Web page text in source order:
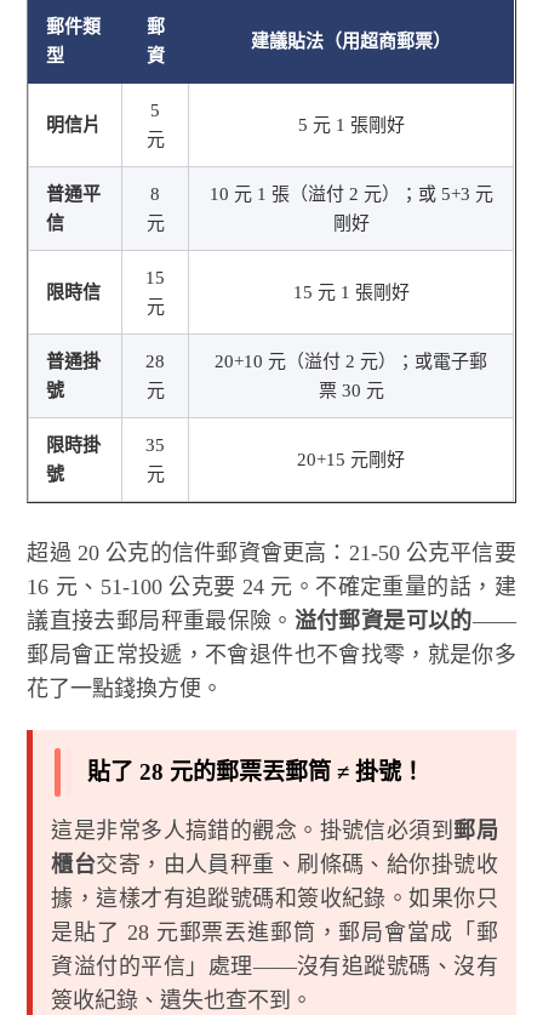
郵件類
型
郵
資
建議貼法（用超商郵票）
明信片
5
元
5 元 1 張剛好
普通平
信
8
元
10 元 1 張（溢付 2 元）；或 5+3 元
剛好
限時信
15
元
15 元 1 張剛好
普通掛
號
28
元
20+10 元（溢付 2 元）；或電子郵
票 30 元
限時掛
號
35
元
20+15 元剛好
超過 20 公克的信件郵資會更高：21-50 公克平信要
16 元、51-100 公克要 24 元。不確定重量的話，建
議直接去郵局秤重最保險。 溢付郵資是可以的——
郵局會正常投遞，不會退件也不會找零，就是你多
花了一點錢換方便。
貼了 28 元的郵票丟郵筒 ≠ 掛號！
這是非常多人搞錯的觀念。掛號信必須到 郵局
櫃台交寄，由人員秤重、刷條碼、給你掛號收
據，這樣才有追蹤號碼和簽收紀錄。如果你只
是貼了 28 元郵票丟進郵筒，郵局會當成「郵
資溢付的平信」處理——沒有追蹤號碼、沒有
簽收紀錄、遺失也查不到。